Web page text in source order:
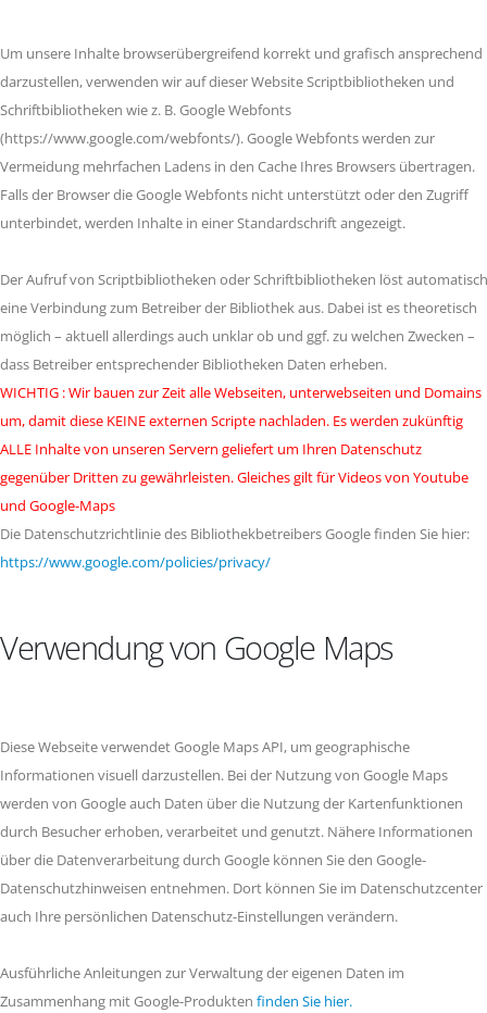
Um unsere Inhalte browserübergreifend korrekt und grafisch ansprechend
darzustellen, verwenden wir auf dieser Website Scriptbibliotheken und
Schriftbibliotheken wie z. B. Google Webfonts
(https://www.google.com/webfonts/). Google Webfonts werden zur
Vermeidung mehrfachen Ladens in den Cache Ihres Browsers übertragen.
Falls der Browser die Google Webfonts nicht unterstützt oder den Zugriff
unterbindet, werden Inhalte in einer Standardschrift angezeigt.
Der Aufruf von Scriptbibliotheken oder Schriftbibliotheken löst automatisch
eine Verbindung zum Betreiber der Bibliothek aus. Dabei ist es theoretisch
möglich – aktuell allerdings auch unklar ob und ggf. zu welchen Zwecken –
dass Betreiber entsprechender Bibliotheken Daten erheben.
WICHTIG : Wir bauen zur Zeit alle Webseiten, unterwebseiten und Domains
um, damit diese KEINE externen Scripte nachladen. Es werden zukünftig
ALLE Inhalte von unseren Servern geliefert um Ihren Datenschutz
gegenüber Dritten zu gewährleisten. Gleiches gilt für Videos von Youtube
und Google-Maps
Die Datenschutzrichtlinie des Bibliothekbetreibers Google finden Sie hier:
https://www.google.com/policies/privacy/
Verwendung von Google Maps
Diese Webseite verwendet Google Maps API, um geographische
Informationen visuell darzustellen. Bei der Nutzung von Google Maps
werden von Google auch Daten über die Nutzung der Kartenfunktionen
durch Besucher erhoben, verarbeitet und genutzt. Nähere Informationen
über die Datenverarbeitung durch Google können Sie den Google-
Datenschutzhinweisen entnehmen. Dort können Sie im Datenschutzcenter
auch Ihre persönlichen Datenschutz-Einstellungen verändern.
Ausführliche Anleitungen zur Verwaltung der eigenen Daten im
Zusammenhang mit Google-Produkten finden Sie hier.